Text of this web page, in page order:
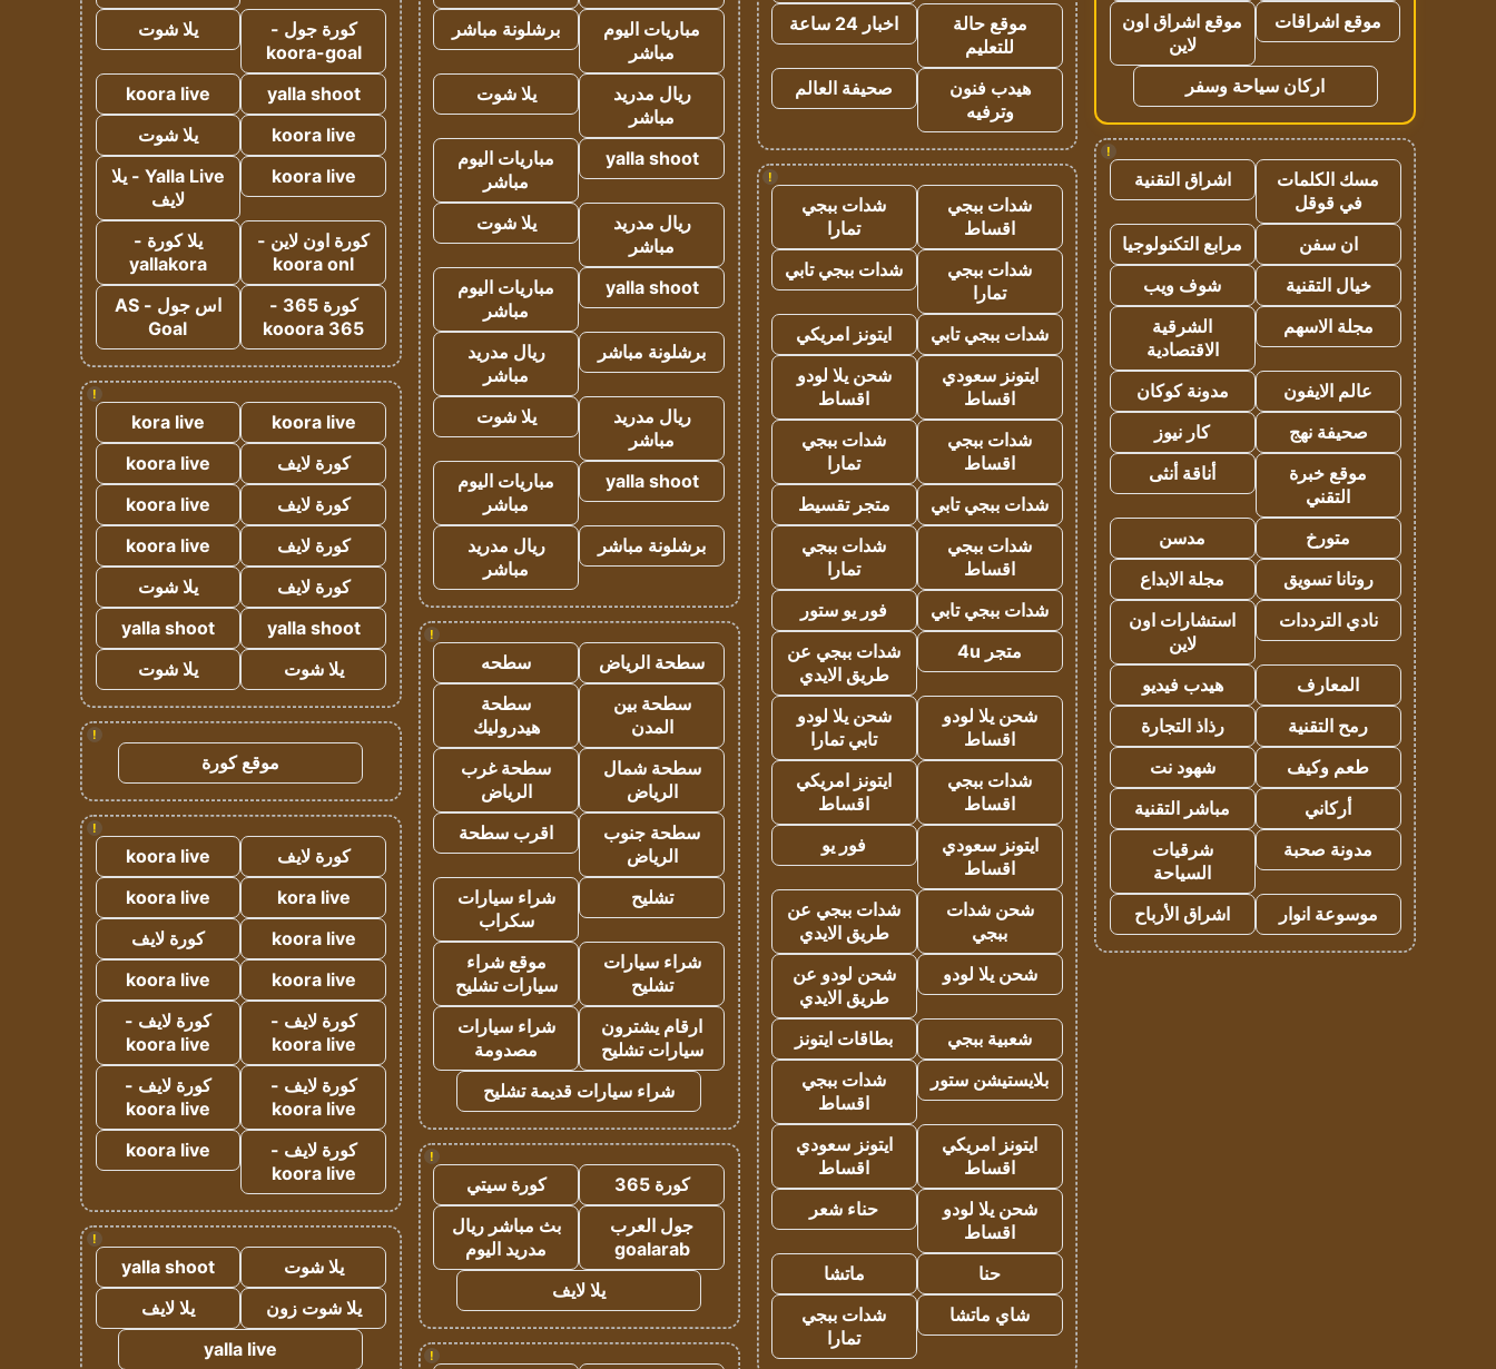
موقع اشراقات
موقع اشراق اون
لاين
اركان سياحة وسفر
!
مسك الكلمات
في قوقل
اشراق التقنية
ان سفن
مرابع التكنولوجيا
خيال التقنية
شوف ويب
مجلة الاسهم
الشرقية
الاقتصادية
عالم الايفون
مدونة كوكان
صحيفة نهج
كار نيوز
موقع خبرة
التقني
أناقة أنثى
متورخ
مدسن
روتانا تسويق
مجلة الابداع
نادي الترددات
استشارات اون
لاين
المعارف
هيدب فيديو
رمح التقنية
رذاذ التجارة
طعم وكيف
شهود نت
أركاني
مباشر التقنية
مدونة صحبة
شرقيات
السياحة
موسوعة انوار
اشراق الأرباح
موقع حالة
للتعليم
اخبار 24 ساعة
هيدب فنون
وترفيه
صحيفة العالم
!
شدات ببجي
اقساط
شدات ببجي
تمارا
شدات ببجي
تمارا
شدات ببجي تابي
شدات ببجي تابي
ايتونز امريكي
ايتونز سعودي
اقساط
شحن يلا لودو
اقساط
شدات ببجي
اقساط
شدات ببجي
تمارا
شدات ببجي تابي
متجر تقسيط
شدات ببجي
اقساط
شدات ببجي
تمارا
شدات ببجي تابي
فور يو ستور
متجر 4u
شدات ببجي عن
طريق الايدي
شحن يلا لودو
اقساط
شحن يلا لودو
تابي تمارا
شدات ببجي
اقساط
ايتونز امريكي
اقساط
ايتونز سعودي
اقساط
فور يو
شحن شدات
ببجي
شدات ببجي عن
طريق الايدي
شحن يلا لودو
شحن لودو عن
طريق الايدي
شعبية ببجي
بطاقات ايتونز
بلايستيشن ستور
شدات ببجي
اقساط
ايتونز امريكي
اقساط
ايتونز سعودي
اقساط
شحن يلا لودو
اقساط
حناء شعر
حنا
ماتشا
شاي ماتشا
شدات ببجي
تمارا
مباريات اليوم
مباشر
برشلونة مباشر
ريال مدريد
مباشر
يلا شوت
yalla shoot
مباريات اليوم
مباشر
ريال مدريد
مباشر
يلا شوت
yalla shoot
مباريات اليوم
مباشر
برشلونة مباشر
ريال مدريد
مباشر
ريال مدريد
مباشر
يلا شوت
yalla shoot
مباريات اليوم
مباشر
برشلونة مباشر
ريال مدريد
مباشر
!
سطحة الرياض
سطحه
سطحة بين
المدن
سطحة
هيدروليك
سطحة شمال
الرياض
سطحة غرب
الرياض
سطحة جنوب
الرياض
اقرب سطحة
تشليح
شراء سيارات
سكراب
شراء سيارات
تشليح
موقع شراء
سيارات تشليح
ارقام يشترون
سيارات تشليح
شراء سيارات
مصدومة
شراء سيارات قديمة تشليح
!
كورة 365
كورة سيتي
جول العرب
goalarab
بث مباشر ريال
مدريد اليوم
يلا لايف
!
كورة جول -
koora-goal
يلا شوت
yalla shoot
koora live
koora live
يلا شوت
koora live
Yalla Live - يلا
لايف
كورة اون لاين -
koora onl
يلا كورة -
yallakora
كورة 365 -
kooora 365
اس جول - AS
Goal
!
koora live
kora live
كورة لايف
koora live
كورة لايف
koora live
كورة لايف
koora live
كورة لايف
يلا شوت
yalla shoot
yalla shoot
يلا شوت
يلا شوت
!
موقع كورة
!
كورة لايف
koora live
kora live
koora live
koora live
كورة لايف
koora live
koora live
كورة لايف -
koora live
كورة لايف -
koora live
كورة لايف -
koora live
كورة لايف -
koora live
كورة لايف -
koora live
koora live
!
يلا شوت
yalla shoot
يلا شوت زون
يلا لايف
yalla live